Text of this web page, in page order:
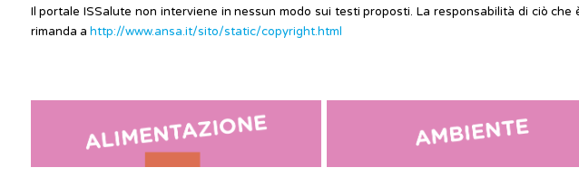
Il portale ISSalute non interviene in nessun modo sui testi proposti. La responsabilità di ciò
rimanda a http://www.ansa.it/sito/static/copyright.html